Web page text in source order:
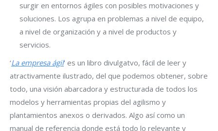
surgir en entornos ágiles con posibles motivaciones y
soluciones. Los agrupa en problemas a nivel de equipo,
a nivel de organización y a nivel de productos y
servicios.
‘La empresa ágil‘ es un libro divulgatvo, fácil de leer y
atractivamente ilustrado, del que podemos obtener, sobre
todo, una visión abarcadora y estructurada de todos los
modelos y herramientas propias del agilismo y
plantamientos anexos o derivados. Algo así como un
manual de referencia donde está todo lo relevante y